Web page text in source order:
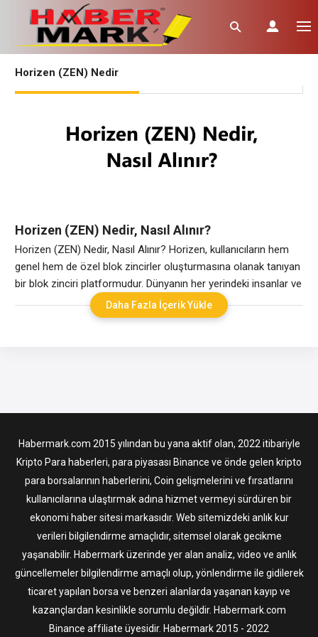
Horizen (ZEN) Nedir
Horizen (ZEN) Nedir, Nasıl Alınır?
Horizen (ZEN) Nedir, Nasıl Alınır? Horizen, kullanıcıların hem
genel hem de özel blok zincirler oluşturmasına olanak tanıyan
bir blok zinciri platformudur. Dünyanın her yerindeki insanlar ve
işletmeler, ağı günlük işlemleri yürütmek, mesaj gönderip
almak ve merkezi olmayan uygulamalar oluşturmak ve
Daha Fazla İçerik Yükle
Habermark.com 2015 yılından bu yana aktif olan, 2022 itibariyle
Kripto Para haberleri, para piyasası Binance ve önde gelen kripto
para borsalarının haberlerini, Coin gelişmelerini ve fırsatlarını
kullanıcılarına ulaştırmak adına hizmet vermeyi sürdüren bir
ekonomi haber sitesi markasıdır. Web sitemizdeki anlık kur
verileri bilgilendirme amaçlıdır, sitemsel olarak gecikme
yaşanabilir. Habermark üzerinde yer alan analiz, video ve anlık
güncellemeler bilgilendirme amaçlı olup, yönlendirme ile gidilerek
ticaret yapılan borsa ve benzeri alanlarda yaşanan kayıp ve
kazançlardan kesinlikle sorumlu değildir. Habermark.com
Binance affiliate üyesidir. Habermark 2015 - 2022